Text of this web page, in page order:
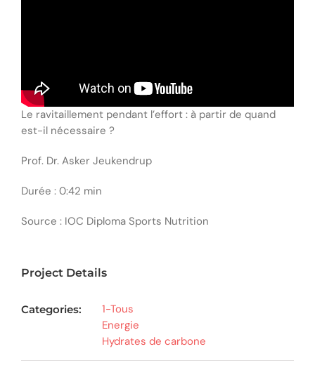
Le ravitaillement pendant l’effort : à partir de quand
est-il nécessaire ?
Prof. Dr. Asker Jeukendrup
Durée : 0:42 min
Source : IOC Diploma Sports Nutrition
Project Details
Categories:
1-Tous
Energie
Hydrates de carbone